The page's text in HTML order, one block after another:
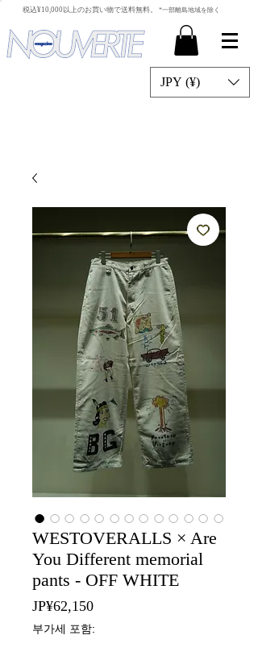
​税込¥10,000以上のお買い物で送料無料。 *一部離島地域を除く
JPY (¥)
WESTOVERALLS × Are
You Different memorial
pants - OFF WHITE
JP¥62,150가
격
부가세 포함: